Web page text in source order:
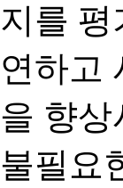
지를
연하고
을 향
불필요